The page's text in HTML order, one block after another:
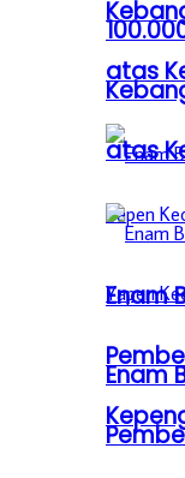
atas
Enam
atas
Enam